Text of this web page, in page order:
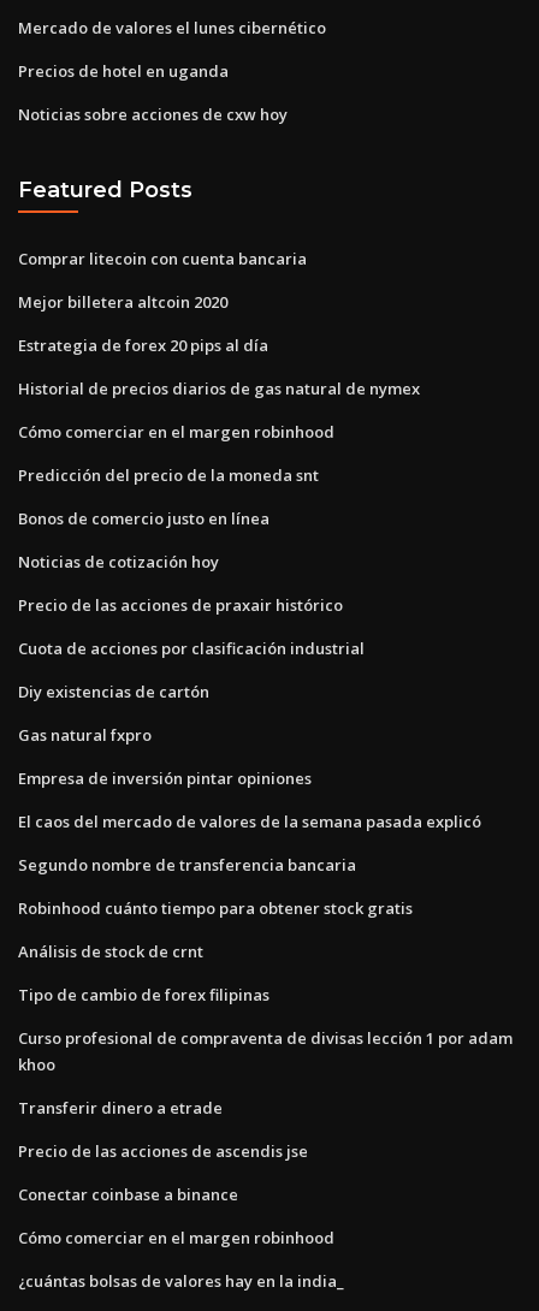
Mercado de valores el lunes cibernético
Precios de hotel en uganda
Noticias sobre acciones de cxw hoy
Featured Posts
Comprar litecoin con cuenta bancaria
Mejor billetera altcoin 2020
Estrategia de forex 20 pips al día
Historial de precios diarios de gas natural de nymex
Cómo comerciar en el margen robinhood
Predicción del precio de la moneda snt
Bonos de comercio justo en línea
Noticias de cotización hoy
Precio de las acciones de praxair histórico
Cuota de acciones por clasificación industrial
Diy existencias de cartón
Gas natural fxpro
Empresa de inversión pintar opiniones
El caos del mercado de valores de la semana pasada explicó
Segundo nombre de transferencia bancaria
Robinhood cuánto tiempo para obtener stock gratis
Análisis de stock de crnt
Tipo de cambio de forex filipinas
Curso profesional de compraventa de divisas lección 1 por adam
khoo
Transferir dinero a etrade
Precio de las acciones de ascendis jse
Conectar coinbase a binance
Cómo comerciar en el margen robinhood
¿cuántas bolsas de valores hay en la india_